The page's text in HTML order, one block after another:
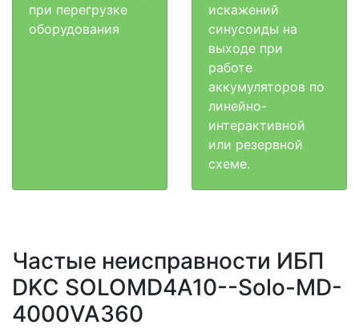
при перегрузке
оборудования
искажений
синусоиды на
выходе при
работе
аккумуляторов по
линейно-
интерактивной
или резервной
схеме.
Частые неисправности ИБП
DKC SOLOMD4A10--Solo-MD-
4000VA360